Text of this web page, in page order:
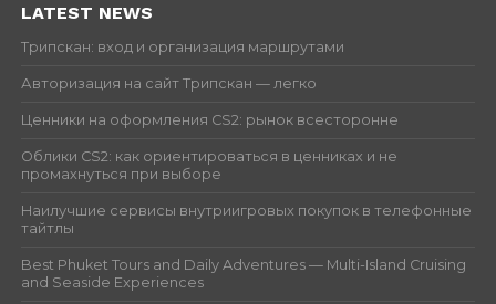
LATEST NEWS
Трипскан: вход и организация маршрутами
Авторизация на сайт Трипскан — легко
Ценники на оформления CS2: рынок всесторонне
Облики CS2: как ориентироваться в ценниках и не
промахнуться при выборе
Наилучшие сервисы внутриигровых покупок в телефонные
тайтлы
Best Phuket Tours and Daily Adventures — Multi-Island Cruising
and Seaside Experiences